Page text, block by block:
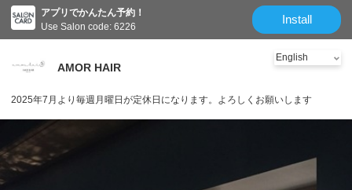
アプリでかんたん予約！
Use Salon code: 6226
Install
AMOR HAIR
2025年7月より毎週月曜日が定休日になります。よろしくお願いします